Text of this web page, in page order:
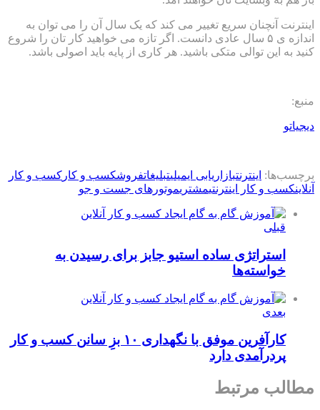
اینترنت آنچنان سریع تغییر می کند که یک سال آن را می توان به
اندازه ی ۵ سال عادی دانست. اگر تازه می خواهید کار تان را شروع
کنید به این توالی متکی باشید. هر کاری از پایه باید اصولی باشد.
منبع:
دیجیاتو
برچسب‌ها: اینترنتبازاریابی ایمیلیتبلیغاتفروشکسب و کار کسب و کار
آنلاینکسب و کار اینترنتیمشتریموتورهای جست و جو
قبلی
استراتژی ساده استیو جابز برای رسیدن به
خواسته‌ها
بعدی
کارآفرین موفق با نگهداری ۱۰ بزِ سانن کسب و کار
پردرآمدی دارد
مطالب مرتبط